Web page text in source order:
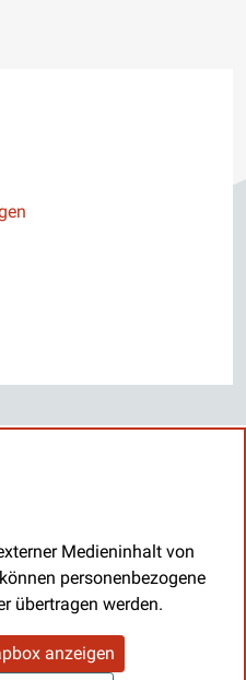
Medieninhalt von
personenbezogene
übertragen werden.
anzeigen